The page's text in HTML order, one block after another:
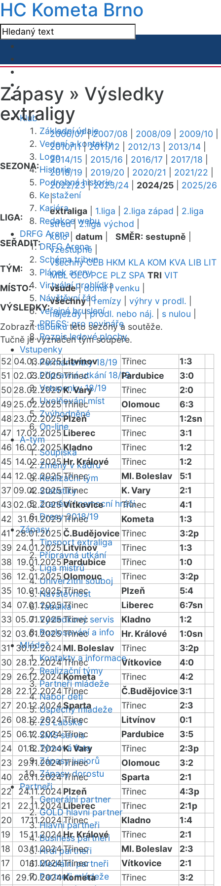
HC Kometa Brno
Klub
Základní údaje
Vedení a kontakty
Logo
Historie
Podrobná historie
Ke stažení
Kariéra
Redakce webu
DRFG Arena
DRFG Arena
Schéma tribun
Plánek areny
Virtuální prohlídka
Návštěvní řád
Veřejné bruslení
PRESS: pro novináře
Rozpis ledové plochy
Vstupenky
Permanentky 18/19
Přípravná utkání 18/19
Vstupenky 18/19
Uvolňování míst
Zvýhodněné
On-line
A-tým
Soupiska
Změny v kádru
Realizační tým
Statistiky
Zranění / nemocní hráči
Dresy 2018/19
Zápasy
Tipsport extraliga
Přípravná utkání
Liga mistrů
Univerzitní souboj
Návštěvnost
Tabulka
Výsledkový servis
Rozlosování a info
Mládež
Kontakty a informace
Realizační týmy
Partneři mládeže
Nábor dětí
Úspěchy mládeže
ZŠ Labská
SMS servis
Týmová fota
Zápasy juniorů
Zápasy dorostu
Partneři
Generální partner
GOLD hlavní partner
Hlavní partneři
Business partneři
Hrdí partneři
Mediální partneři
Partneři mládeže
Zápasy » Výsledky
extraligy
SEZONA:
2006/07|2007/08 2008/09 2009/10
2010/11|2011/12 2012/13 2013/14
2014/15
2015/16 2016/17 2017/18
2018/19
2019/20 2020/21 2021/22
2022/23|2023/24 2024/25
2025/26
|
LIGA:
extraliga 1.liga 2.liga západ
2.liga
střed|2.liga východ
SEŘADIT:
kolo| datum SMĚR: sestupně
vzestupně
TÝM:
všechny CEB HKM KLA KOM KVA LIB LIT
MBL OLO PCE PLZ SPA TRI VIT
MÍSTO:
všude|doma|venku
VÝSLEDKY:
všechny|remízy výhry v prodl.
nájezdy|prodl. nebo náj. s nulou
Zobrazittabulkutéto sezóny a soutěže.
Tučně je vyznačen tým soupeře.
52 04.03.2025Litvínov Třinec
1:3
51 02.03.2025Třinec Pardubice
3:0
50 28.02.2025K. Vary Třinec
2:0
49 25.02.2025Třinec Olomouc
6:3
48 23.02.2025Plzeň Třinec
1:2sn
47 17.02.2025 Liberec Třinec
3:1
46 16.02.2025Kladno Třinec
1:2
45 14.02.2025Hr. Králové Třinec
1:2
44 12.02.2025Třinec Ml. Boleslav
5:1
37 09.02.2025Třinec K. Vary
2:1
43 02.02.2025Vítkovice Třinec
4:1
42
31.01.2025Třinec Kometa
1:3
41
28.01.2025 Č.BudějoviceTřinec
3:2p
39 24.01.2025Litvínov Třinec
1:3
38 19.01.2025Pardubice Třinec
1:0
36 12.01.2025 Olomouc Třinec
3:2p
35 10.01.2025Třinec Plzeň
5:4
34 07.01.2025Třinec Liberec
6:7sn
33 05.01.2025Třinec Kladno
1:2
32 03.01.2025Třinec Hr. Králové
1:0sn
31
30.12.2024Ml. Boleslav Třinec
3:2p
30 28.12.2024Třinec Vítkovice
4:0
29 26.12.2024Kometa Třinec
4:2
28 22.12.2024Třinec Č.Budějovice 3:1
27 20.12.2024Sparta Třinec
2:3
26 08.12.2024Třinec Litvínov
0:1
25 06.12.2024Třinec Pardubice
3:5
24
01.12.2024K. Vary Třinec
2:3p
23
29.11.2024Třinec Olomouc
3:2
40
26.11.2024Třinec Sparta
2:1
22
24.11.2024Plzeň Třinec
4:3p
21
22.11.2024Liberec Třinec
2:1p
20
17.11.2024Třinec Kladno
1:4
19
15.11.2024Hr. Králové Třinec
2:1
18
03.11.2024Třinec Ml. Boleslav
2:3
17
01.11.2024Třinec Vítkovice
2:1
16
29.10.2024Kometa Třinec 3:2